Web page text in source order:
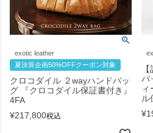
exotic leather
夏決算企画50%OFFクーポン対象
クロコダイル ２wayハンドバッ
グ 『クロコダイル保証書付き』
4FA
¥217,800税込
バ
ル
¥